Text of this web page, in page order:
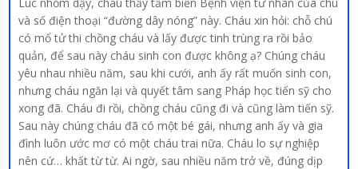
và số điện thoại “đường dây nóng” này. Cháu xin hỏi: chỗ chú
có mổ tử thi chồng cháu và lấy được tinh trùng ra rồi bảo
quản, để sau này cháu sinh con được không ạ? Chúng cháu
yêu nhau nhiều năm, sau khi cưới, anh ấy rất muốn sinh con,
nhưng cháu ngăn lại và quyết tâm sang Pháp học tiến sỹ cho
xong đã. Cháu đi rồi, chồng cháu cũng đi và cũng làm tiến sỹ.
Sau này chúng cháu đã có một bé gái, nhưng anh ấy và gia
đình luôn ước mơ có một cháu trai nữa. Cháu lo sự nghiệp
nên cứ… khất từ từ. Ai ngờ, sau nhiều năm trở về, đúng dịp